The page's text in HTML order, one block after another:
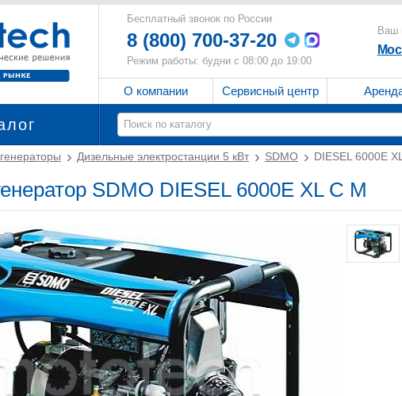
Бесплатный звонок по России
8 (800) 700-37-20
Режим работы: будни с 08:00 до 19:00
Ваш
О компании Сервисный центр
Дизельные электростанции 5 кВт SDMO DIESEL 6000E
SDMO DIESEL 6000E XL C M